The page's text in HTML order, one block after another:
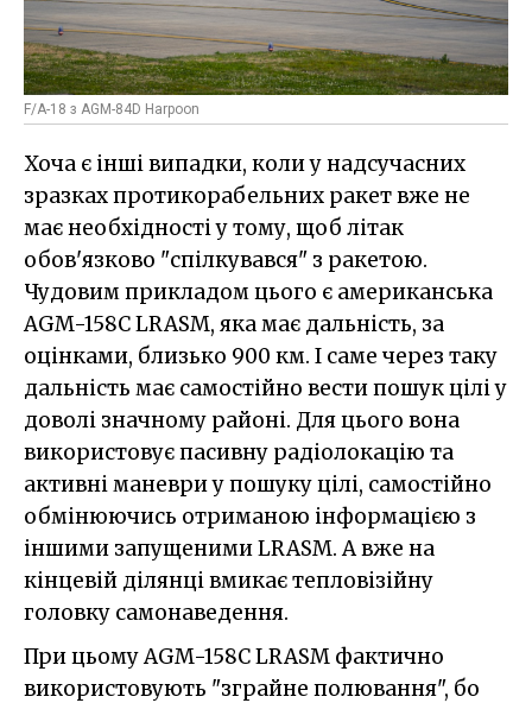
F/A-18 з AGM-84D Harpoon
Хоча є інші випадки, коли у надсучасних
зразках протикорабельних ракет вже не
має необхідності у тому, щоб літак
обов'язково "спілкувався" з ракетою.
Чудовим прикладом цього є американська
AGM-158C LRASM, яка має дальність, за
оцінками, близько 900 км. І саме через таку
дальність має самостійно вести пошук цілі у
доволі значному районі. Для цього вона
використовує пасивну радіолокацію та
активні маневри у пошуку цілі, самостійно
обмінюючись отриманою інформацією з
іншими запущеними LRASM. А вже на
кінцевій ділянці вмикає тепловізійну
головку самонаведення.
При цьому AGM-158C LRASM фактично
використовують "зграйне полювання", бо